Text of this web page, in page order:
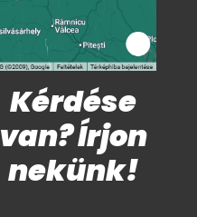
Kérdése
van? Írjon
nekünk!